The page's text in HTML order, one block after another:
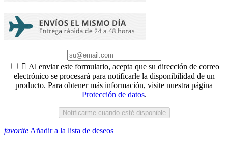
 Al enviar este formulario, acepta que su dirección de correo
electrónico se procesará para notificarle la disponibilidad de un
producto. Para obtener más información, visite nuestra página
Protección de datos.
Notificarme cuando esté disponible
favorite Añadir a la lista de deseos